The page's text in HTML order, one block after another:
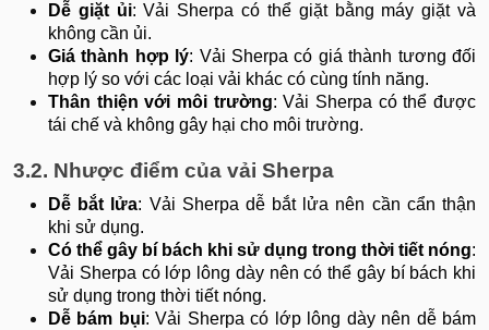
Dễ giặt ủi: Vải Sherpa có thể giặt bằng máy giặt và
không cần ủi.
Giá thành hợp lý: Vải Sherpa có giá thành tương đối
hợp lý so với các loại vải khác có cùng tính năng.
Thân thiện với môi trường: Vải Sherpa có thể được
tái chế và không gây hại cho môi trường.
3.2. Nhược điểm của vải Sherpa
Dễ bắt lửa: Vải Sherpa dễ bắt lửa nên cần cẩn thận
khi sử dụng.
Có thể gây bí bách khi sử dụng trong thời tiết nóng:
Vải Sherpa có lớp lông dày nên có thể gây bí bách khi
sử dụng trong thời tiết nóng.
Dễ bám bụi: Vải Sherpa có lớp lông dày nên dễ bám